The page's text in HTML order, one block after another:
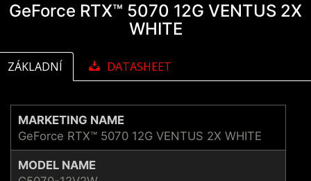
GeForce RTX™ 5070 12G VENTUS 2X
WHITE
ZÁKLADNÍ DATASHEET
MARKETING NAME
GeForce RTX™ 5070 12G VENTUS 2X WHITE
MODEL NAME